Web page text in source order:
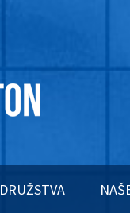
DRUŽSTVA